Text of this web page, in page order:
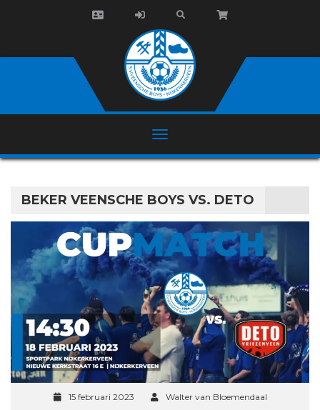
BEKER VEENSCHE BOYS VS. DETO
15 februari 2023
Walter van Bloemendaal